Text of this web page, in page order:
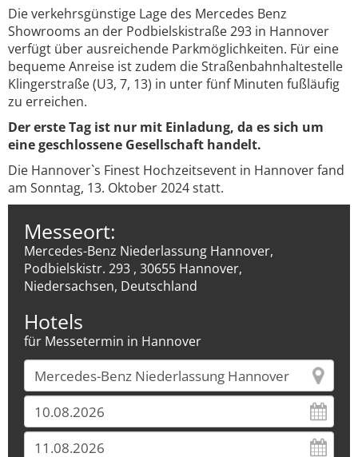
Die verkehrsgünstige Lage des Mercedes Benz
Showrooms an der Podbielskistraße 293 in Hannover
verfügt über ausreichende Parkmöglichkeiten. Für eine
bequeme Anreise ist zudem die Straßenbahnhaltestelle
Klingerstraße (U3, 7, 13) in unter fünf Minuten fußläufig
zu erreichen.
Der erste Tag ist nur mit Einladung, da es sich um
eine geschlossene Gesellschaft handelt.
Die Hannover`s Finest Hochzeitsevent in Hannover fand
am Sonntag, 13. Oktober 2024 statt.
Messeort:
Mercedes-Benz Niederlassung Hannover,
Podbielskistr. 293 , 30655 Hannover,
Niedersachsen, Deutschland
Hotels
für Messetermin in Hannover